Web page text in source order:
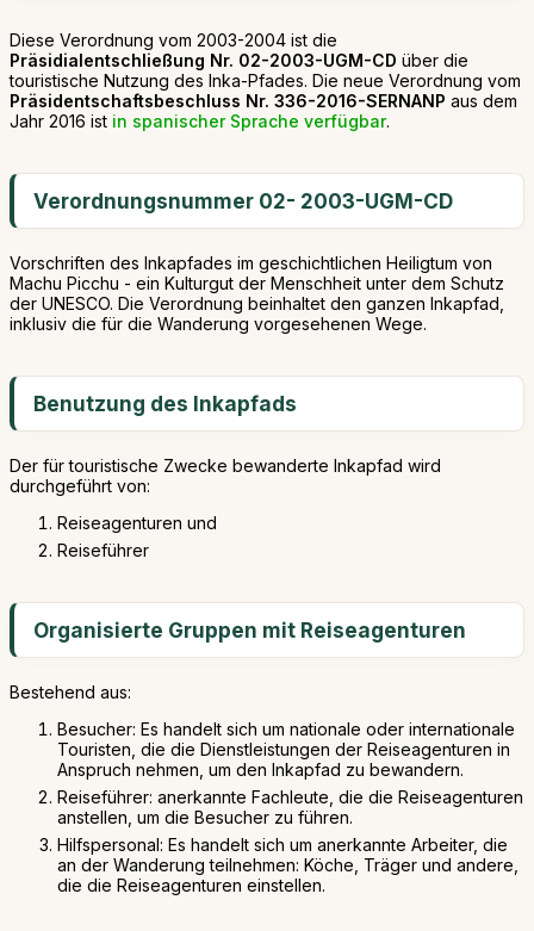
Diese Verordnung vom 2003-2004 ist die
Präsidialentschließung Nr. 02-2003-UGM-CD über die
touristische Nutzung des Inka-Pfades. Die neue Verordnung vom
Präsidentschaftsbeschluss Nr. 336-2016-SERNANP aus dem
Jahr 2016 ist in spanischer Sprache verfügbar.
Verordnungsnummer 02- 2003-UGM-CD
Vorschriften des Inkapfades im geschichtlichen Heiligtum von
Machu Picchu - ein Kulturgut der Menschheit unter dem Schutz
der UNESCO. Die Verordnung beinhaltet den ganzen Inkapfad,
inklusiv die für die Wanderung vorgesehenen Wege.
Benutzung des Inkapfads
Der für touristische Zwecke bewanderte Inkapfad wird
durchgeführt von:
Reiseagenturen und
Reiseführer
Organisierte Gruppen mit Reiseagenturen
Bestehend aus:
Besucher: Es handelt sich um nationale oder internationale
Touristen, die die Dienstleistungen der Reiseagenturen in
Anspruch nehmen, um den Inkapfad zu bewandern.
Reiseführer: anerkannte Fachleute, die die Reiseagenturen
anstellen, um die Besucher zu führen.
Hilfspersonal: Es handelt sich um anerkannte Arbeiter, die
an der Wanderung teilnehmen: Köche, Träger und andere,
die die Reiseagenturen einstellen.